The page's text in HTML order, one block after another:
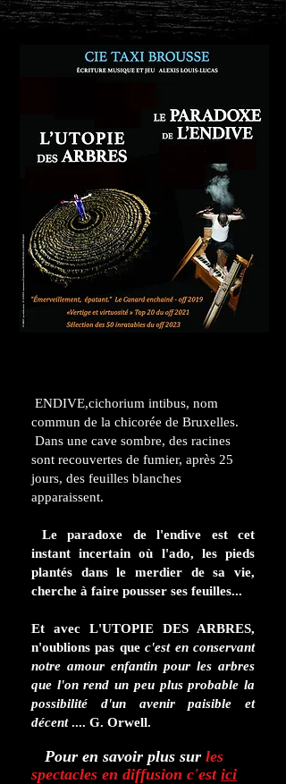
ENDIVE,cichorium intibus, nom
commun de la chicorée de Bruxelles.
Dans une cave sombre, des racines
sont recouvertes de fumier, après 25
jours, des feuilles blanches
apparaissent.
Le paradoxe de l'endive est cet
instant incertain où l'ado, les pieds
plantés dans le merdier de sa vie,
cherche à faire pousser ses feuilles...
Et avec L'UTOPIE DES ARBRES,
n'oublions pas quec'est en conservant
notre amour enfantin pour les arbres
que l'on rend un peu plus probable la
possibilité d'un avenir paisible et
décent.... G. Orwell.
Pour en savoir plus sur les
spectacles en diffusion c'est ici